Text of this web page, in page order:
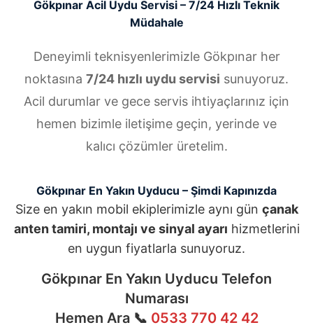
Gökpınar Acil Uydu Servisi – 7/24 Hızlı Teknik
Müdahale
Deneyimli teknisyenlerimizle Gökpınar her
noktasına 7/24 hızlı uydu servisi sunuyoruz.
Acil durumlar ve gece servis ihtiyaçlarınız için
hemen bizimle iletişime geçin, yerinde ve
kalıcı çözümler üretelim.
Gökpınar En Yakın Uyducu – Şimdi Kapınızda
Size en yakın mobil ekiplerimizle aynı gün çanak
anten tamiri, montajı ve sinyal ayarı hizmetlerini
en uygun fiyatlarla sunuyoruz.
Gökpınar En Yakın Uyducu Telefon
Numarası
Hemen Ara 📞 0533 770 42 42